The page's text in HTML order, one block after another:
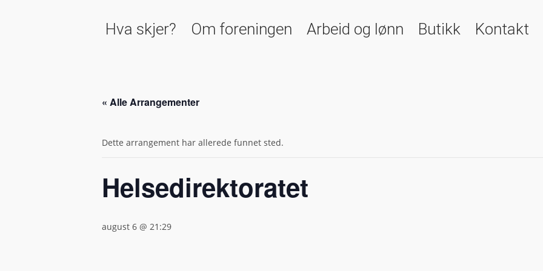
Hva skjer? Om foreningen Arbeid og lønn Butikk Kontakt
« Alle Arrangementer
Dette arrangement har allerede funnet sted.
Helsedirektoratet
august 6 @ 21:29